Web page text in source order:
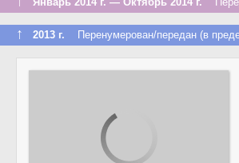
↑ 2013 г. Перенумерован/передан (в